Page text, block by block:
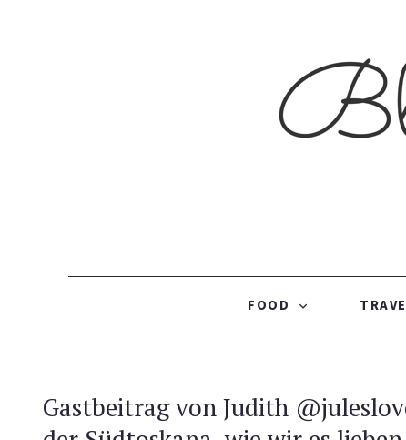
FOOD
Gastbeitrag von Judith